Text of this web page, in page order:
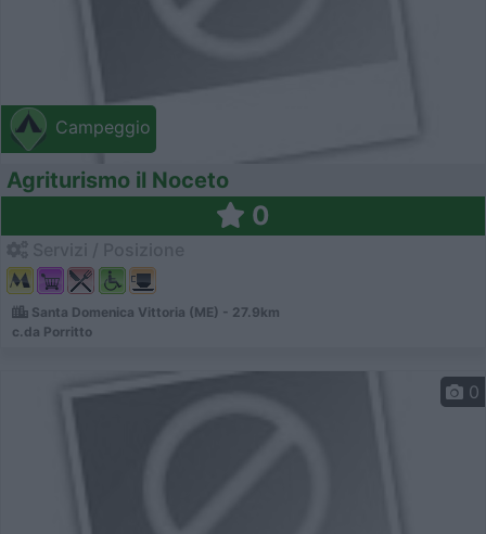
Campeggio
Agriturismo il Noceto
0
Santa Domenica Vittoria (ME) - 27.9km
c.da Porritto
0